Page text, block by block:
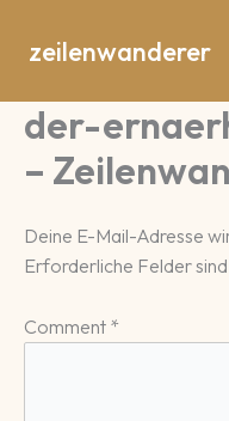
Inhaltzeilenwanderer
der-
–
Deine E-Mail-Adresse
Erforderliche Felder
Comment *